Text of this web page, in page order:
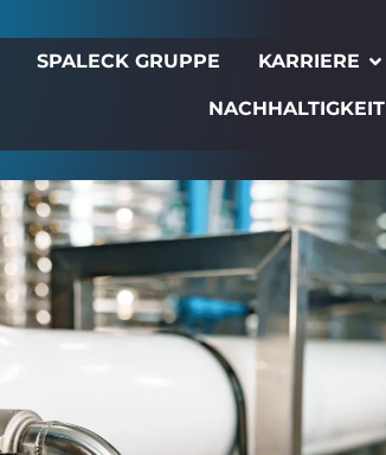
SPALECK GRUPPE KARRIERE
NACHHALTIGKEIT